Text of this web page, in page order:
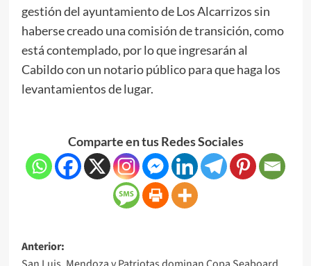
gestión del ayuntamiento de Los Alcarrizos sin
haberse creado una comisión de transición, como
está contemplado, por lo que ingresarán al
Cabildo con un notario público para que haga los
levantamientos de lugar.
Comparte en tus Redes Sociales
Anterior: